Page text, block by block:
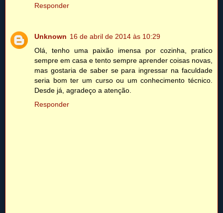
Responder
Unknown 16 de abril de 2014 às 10:29
Olá, tenho uma paixão imensa por cozinha, pratico
sempre em casa e tento sempre aprender coisas novas,
mas gostaria de saber se para ingressar na faculdade
seria bom ter um curso ou um conhecimento técnico.
Desde já, agradeço a atenção.
Responder